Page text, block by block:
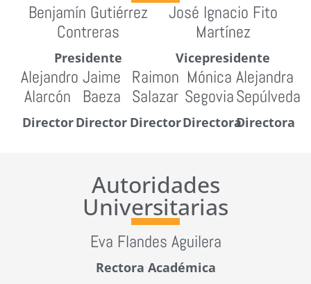
Benjamín Gutiérrez
Contreras
Presidente
José Ignacio Fito
Martínez
Vicepresidente
Alejandro
Alarcón
Director
Jaime
Baeza
Director
Raimon
Salazar
Director
Mónica
Segovia
Directora
Alejandra
Sepúlveda
Directora
Autoridades
Universitarias
Eva Flandes Aguilera
Rectora Académica